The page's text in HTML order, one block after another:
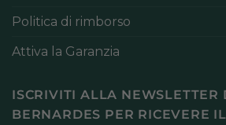
Politica di rimborso
Attiva la Garanzia
ISCRIVITI ALLA NEWSLETTER
BERNARDES PER RICEVERE